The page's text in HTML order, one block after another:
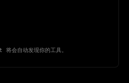
自动发现你的工具。